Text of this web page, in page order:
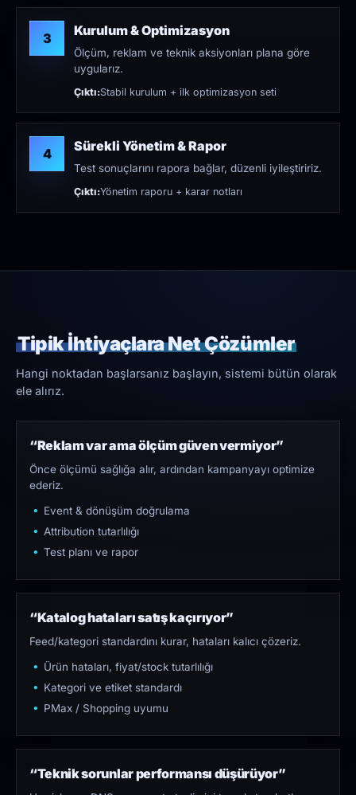
3 Kurulum & Optimizasyon
Ölçüm, reklam ve teknik aksiyonları plana göre
uygularız.
Çıktı:Stabil kurulum + ilk optimizasyon seti
4 Sürekli Yönetim & Rapor
Test sonuçlarını rapora bağlar, düzenli iyileştiririz.
Çıktı:Yönetim raporu + karar notları
Tipik İhtiyaçlara Net Çözümler
Hangi noktadan başlarsanız başlayın, sistemi bütün olarak
ele alırız.
“Reklam var ama ölçüm güven vermiyor”
Önce ölçümü sağlığa alır, ardından kampanyayı optimize
ederiz.
Event & dönüşüm doğrulama
Attribution tutarlılığı
Test planı ve rapor
“Katalog hataları satış kaçırıyor”
Feed/kategori standardını kurar, hataları kalıcı çözeriz.
Ürün hataları, fiyat/stock tutarlılığı
Kategori ve etiket standardı
PMax / Shopping uyumu
“Teknik sorunlar performansı düşürüyor”